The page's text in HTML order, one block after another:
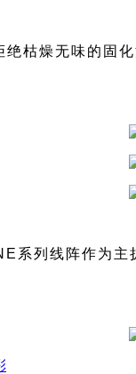
枯燥无味的固
系列线阵作为